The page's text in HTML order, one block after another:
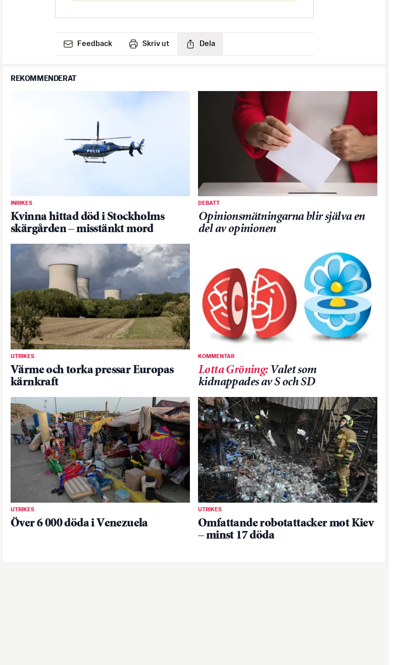
Feedback Skriv ut Dela
REKOMMENDERAT
INRIKES
Kvinna hittad död i Stockholms
skärgården – misstänkt mord
DEBATT
Opinionsmätningarna blir själva en
del av opinionen
UTRIKES
Värme och torka pressar Europas
kärnkraft
KOMMENTAR
Lotta Gröning: Valet som
kidnappades av S och SD
UTRIKES
Över 6 000 döda i Venezuela
UTRIKES
Omfattande robotattacker mot Kiev
– minst 17 döda